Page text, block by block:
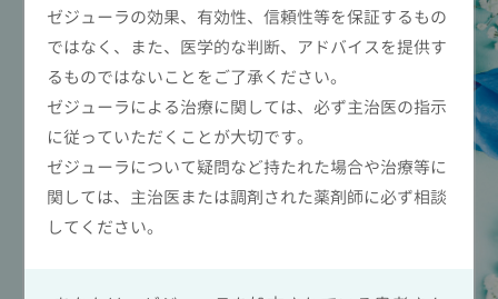
ゼジューラの効果、有効性、信頼性等を保証するもの
ではなく、また、医学的な判断、アドバイスを提供す
るものではないことをご了承ください。
ゼジューラによる治療に関しては、必ず主治医の指示
に従っていただくことが大切です。
ゼジューラについて疑問など持たれた場合や治療等に
関しては、主治医または調剤された薬剤師に必ず相談
してください。
トップ 動画でみるゼジューラ
ゼジューラを服用される方へ